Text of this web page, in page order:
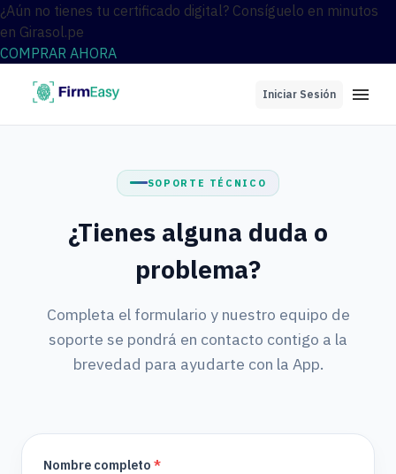
¿Aún no tienes tu certificado digital? Consíguelo en minutos
en Girasol.pe
COMPRAR AHORA
Iniciar Sesión
SOPORTE TÉCNICO
¿Tienes alguna duda o
problema?
Completa el formulario y nuestro equipo de
soporte se pondrá en contacto contigo a la
brevedad para ayudarte con la App.
Nombre completo *